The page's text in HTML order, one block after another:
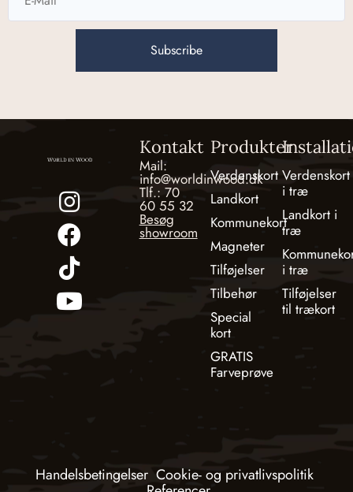
Subscribe
Kontakt
Mail:
info@worldinwood.dk
Tlf.: 70
60 55 32
Besøg
showroom
Produkter
Verdenskort
Landkort
Kommunekort
Magneter
Tilføjelser
Tilbehør
Special
kort
GRATIS
Farveprøve
Verdenskort
i træ
Landkort i
træ
i træ
Tilføjelser
til trækort
Handelsbetingelser Cookie- og privatlivspolitik